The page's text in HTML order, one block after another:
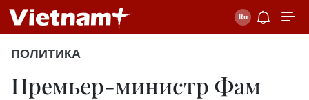
ПОЛИТИКА
Премьер-министр Фам